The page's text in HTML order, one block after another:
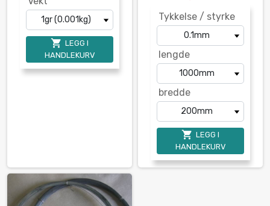
 LEGG I
HANDLEKURV
Tykkelse / styrke
lengde
bredde
 LEGG I
HANDLEKURV